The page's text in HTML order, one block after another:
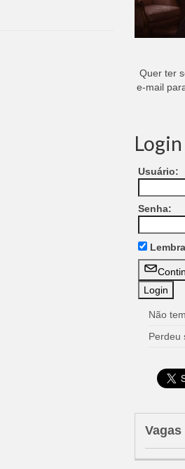
Quer ter
e-mail
Login
Usuário:
Senha:
Não
Perdeu